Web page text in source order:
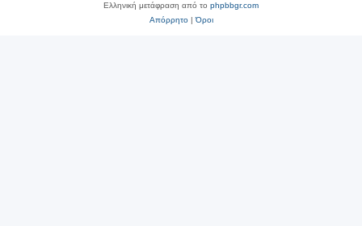
Ελληνική μετάφραση από το phpbbgr.com
Απόρρητο|Όροι